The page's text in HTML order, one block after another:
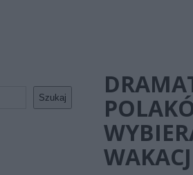
Szukaj